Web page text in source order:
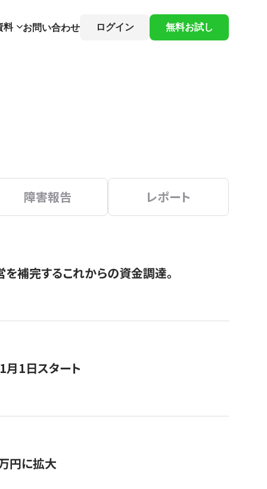
料 お問い合わせ ログイン 無料お試し
障害報告 レポート
補完するこれからの資金調達。
月1日スタート
円に拡大